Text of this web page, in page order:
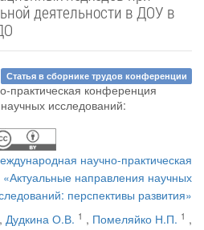
деятельности в ДОУ в
Статья в сборнике трудов конференции
научно-практическая
направления научных
перспективы развития»
, Дудкина О.В. 1 , Помеляйко Н.П. 1 ,